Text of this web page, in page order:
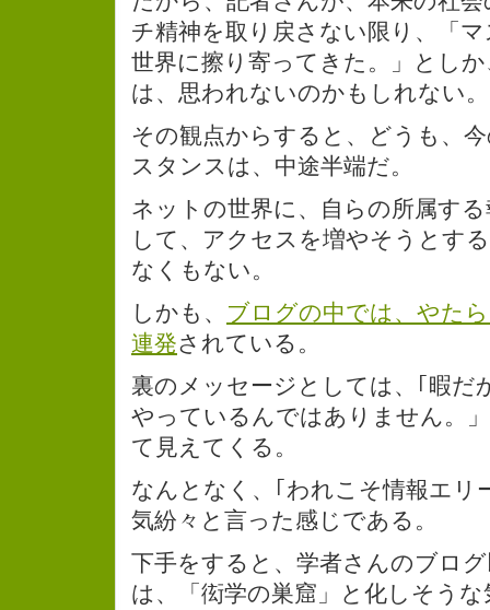
チ精神を取り戻さない限り、「
世界に擦り寄ってきた。」とし
は、思われないのかもしれない。
その観点からすると、どうも、
スタンスは、中途半端だ。
ネットの世界に、自らの所属す
して、アクセスを増やそうとす
なくもない。
しかも、 ブログの中では、やた
連発されている。
裏のメッセージとしては、｢暇だ
やっているんではありません。
て見えてくる。
なんとなく、｢われこそ情報エリ
気紛々と言った感じである。
下手をすると、学者さんのブロ
は、「衒学の巣窟」と化しそう